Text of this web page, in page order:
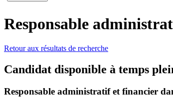
Responsable
Retour aux résultats de recherche
Candidat disponible à temps
Responsable administratif et financier